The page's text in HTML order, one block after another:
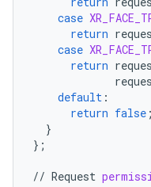
case
return
case
return
default :
return false ;
}
} ;
// Request